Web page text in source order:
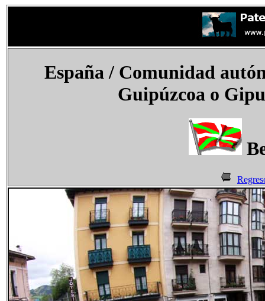
España/ Comunidad
Guipúzcoa o